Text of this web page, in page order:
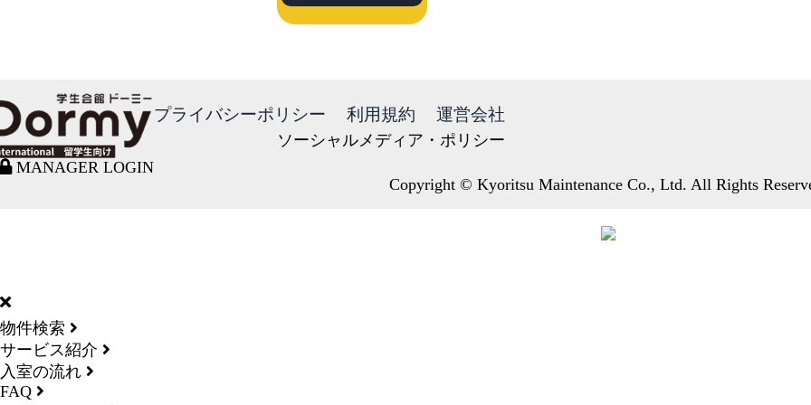
MANAGER LOGIN
プライバシーポリシー 利用規約 運営会社
ソーシャルメディア・ポリシー
Copyright © Kyoritsu Maintenance Co., Ltd. All Rights
物件検索
サービス紹介
入室の流れ
FAQ